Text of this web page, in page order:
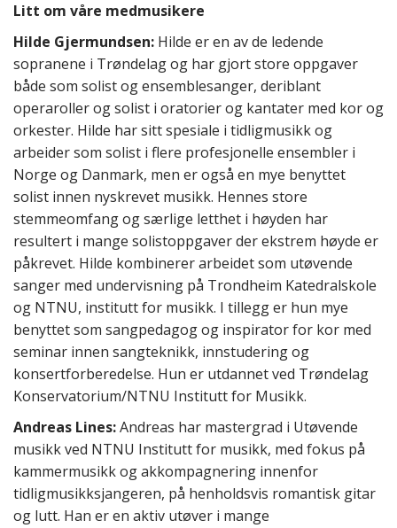
Litt om våre medmusikere
Hilde Gjermundsen: ​Hilde er en av de ledende
sopranene i Trøndelag og har gjort store oppgaver
både som solist og ensemblesanger, deriblant
operaroller og solist i oratorier og kantater med kor og
orkester. Hilde har sitt spesiale i tidligmusikk og
arbeider som solist i flere profesjonelle ensembler i
Norge og Danmark, men er også en mye benyttet
solist innen nyskrevet musikk. Hennes store
stemmeomfang og særlige letthet i høyden har
resultert i mange solistoppgaver der ekstrem høyde er
påkrevet. Hilde kombinerer arbeidet som utøvende
sanger med undervisning på Trondheim Katedralskole
og NTNU, institutt for musikk. I tillegg er hun mye
benyttet som sangpedagog og inspirator for kor med
seminar innen sangteknikk, innstudering og
konsertforberedelse. Hun er utdannet ved Trøndelag
Konservatorium/NTNU Institutt for Musikk.
Andreas Lines:​ Andreas har mastergrad i Utøvende
musikk ved NTNU Institutt for musikk, med fokus på
kammermusikk og akkompagnering innenfor
tidligmusikksjangeren, på henholdsvis romantisk gitar
og lutt. Han er en aktiv utøver i mange